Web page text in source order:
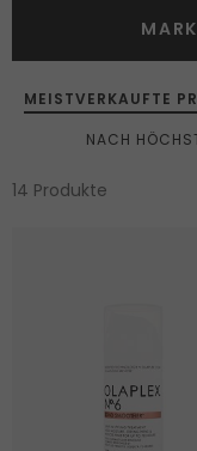
MEISTVERKAUFTE
NACH
14 Produkte